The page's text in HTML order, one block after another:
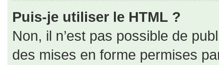
Puis-je utiliser le HTML ?
Non, il n’est pas possible de
des mises en forme permises